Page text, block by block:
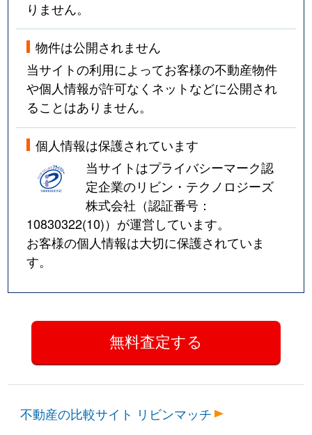
りません。
物件は公開されません
当サイトの利用によってお客様の不動産物件
や個人情報が許可なくネットなどに公開され
ることはありません。
個人情報は保護されています
当サイトはプライバシーマーク認
定企業のリビン・テクノロジーズ
株式会社（認証番号：
10830322(10)）が運営しています。
お客様の個人情報は大切に保護されていま
す。
不動産の比較サイト リビンマッチ